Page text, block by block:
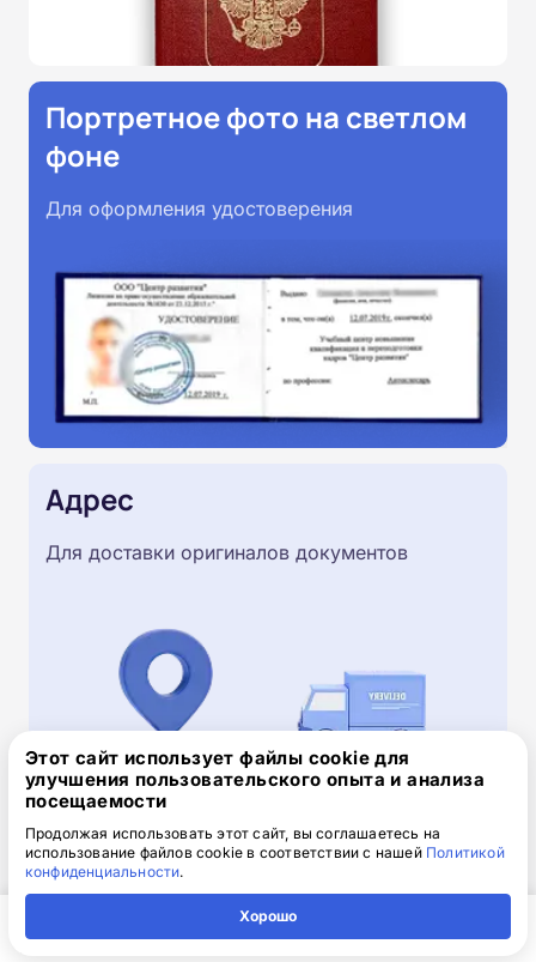
Портретное фото на светлом
фоне
Для оформления удостоверения
Адрес
Для доставки оригиналов документов
Скачайте заявку на обучение
Скачайте шаблон, заполните и отправьте по
Этот сайт использует файлы cookie для
улучшения пользовательского опыта и анализа
посещаемости
Продолжая использовать этот сайт, вы соглашаетесь на
использование файлов cookie в соответствии с нашей Политикой
конфиденциальности.
Хорошо